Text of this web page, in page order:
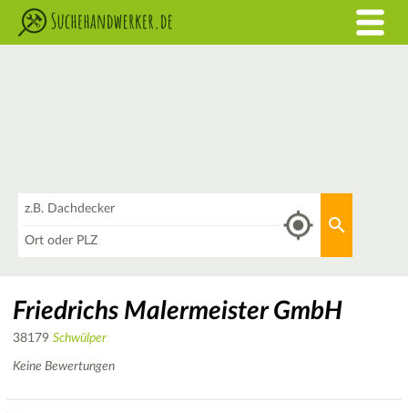
Friedrichs Malermeister GmbH
38179 Schwülper
Keine Bewertungen